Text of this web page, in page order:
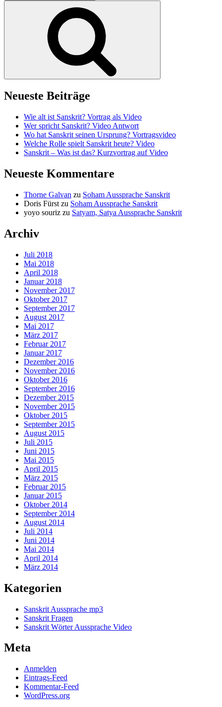
nach:
Neueste Beiträge
Wie alt ist Sanskrit? Vortrag als Video
Wer spricht Sanskrit? Video Antwort
Wo hat Sanskrit seinen Ursprung? Vortragsvideo
Welche Rolle spielt Sanskrit heute? Video
Sanskrit – Was ist das? Kurzvortrag auf Video
Neueste Kommentare
Thorne Galvan zu Soham Aussprache Sanskrit
Doris Fürst zu Soham Aussprache Sanskrit
yoyo souriz zu Satyam, Satya Aussprache Sanskrit
Archiv
Juli 2018
Mai 2018
April 2018
Januar 2018
November 2017
Oktober 2017
September 2017
August 2017
Mai 2017
März 2017
Februar 2017
Januar 2017
Dezember 2016
November 2016
Oktober 2016
September 2016
Dezember 2015
November 2015
Oktober 2015
September 2015
August 2015
Juli 2015
Juni 2015
Mai 2015
April 2015
März 2015
Februar 2015
Januar 2015
Oktober 2014
September 2014
August 2014
Juli 2014
Juni 2014
Mai 2014
April 2014
März 2014
Kategorien
Sanskrit Aussprache mp3
Sanskrit Fragen
Sanskrit Wörter Aussprache Video
Meta
Anmelden
Eintrags-Feed
Kommentar-Feed
WordPress.org